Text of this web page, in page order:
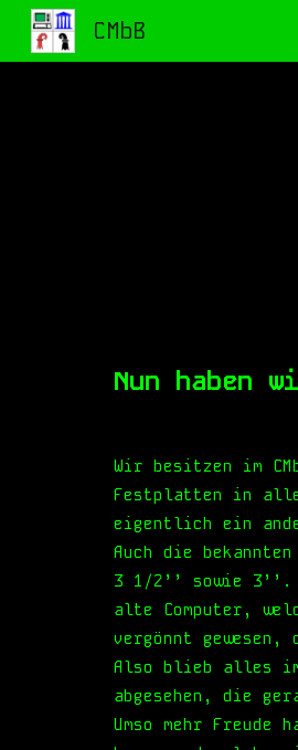
CMbB
Nun haben
Wir besitzen im
Festplatten in
eigentlich ein
Auch die
3 1/2’’ sowie
alte Computer,
vergönnt
Also blieb alles
abgesehen, die
Umso mehr